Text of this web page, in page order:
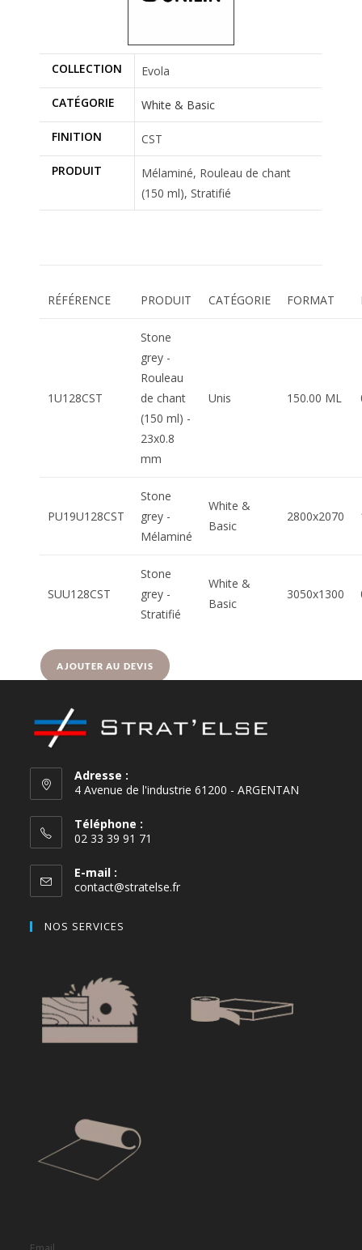
COLLECTION Evola
CATÉGORIE White & Basic
FINITION CST
PRODUIT
Mélaminé, Rouleau de chant
(150 ml), Stratifié
RÉFÉRENCE PRODUIT CATÉGORIE FORMAT
1U128CST
Stone
grey -
Rouleau
de chant
(150 ml) -
23x0.8
mm
Unis 150.00 ML
PU19U128CST
Stone
grey -
Mélaminé
White &
Basic
2800x2070
SUU128CST
Stone
grey -
Stratifié
White &
Basic
3050x1300
AJOUTER AU DEVIS
Adresse :
4 Avenue de l'industrie 61200 - ARGENTAN
Téléphone :
02 33 39 91 71
E-mail :
contact@stratelse.fr
NOS SERVICES